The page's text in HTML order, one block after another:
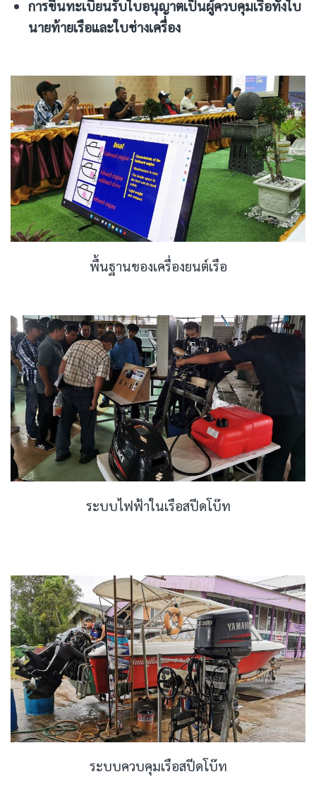
การขึ้นทะเบียนรับใบอนุญาตเป็นผู้ควบคุมเรือทั้งใบ
นายท้ายเรือและใบช่างเครื่อง
พื้นฐานของเครื่องยนต์เรือ
ระบบไฟฟ้าในเรือสปีดโบ๊ท
ระบบควบคุมเรือสปีดโบ๊ท